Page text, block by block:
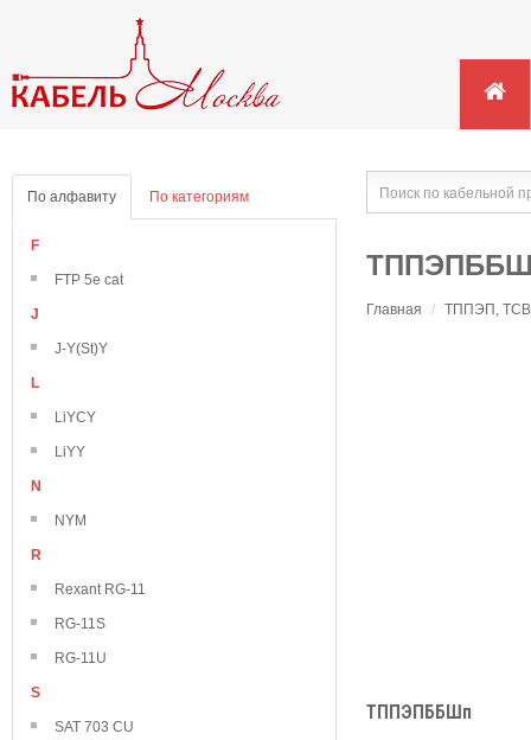
По алфавиту По категориям
F
FTP 5e cat
J
J-Y(St)Y
L
LiYCY
LiYY
N
NYM
R
Rexant RG-11
RG-11S
RG-11U
S
SAT 703 CU
Главная / ТППЭП,
ТППЭПББШп